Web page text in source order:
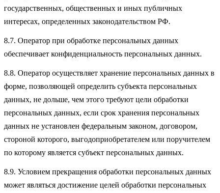
государственных, общественных и иных публичных
интересах, определенных законодательством РФ.
8.7. Оператор при обработке персональных данных
обеспечивает конфиденциальность персональных данных.
8.8. Оператор осуществляет хранение персональных данных в
форме, позволяющей определить субъекта персональных
данных, не дольше, чем этого требуют цели обработки
персональных данных, если срок хранения персональных
данных не установлен федеральным законом, договором,
стороной которого, выгодоприобретателем или поручителем
по которому является субъект персональных данных.
8.9. Условием прекращения обработки персональных данных
может являться достижение целей обработки персональных